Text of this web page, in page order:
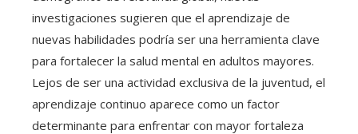
investigaciones sugieren que el aprendizaje de
nuevas habilidades podría ser una herramienta clave
para fortalecer la salud mental en adultos mayores.
Lejos de ser una actividad exclusiva de la juventud, el
aprendizaje continuo aparece como un factor
determinante para enfrentar con mayor fortaleza